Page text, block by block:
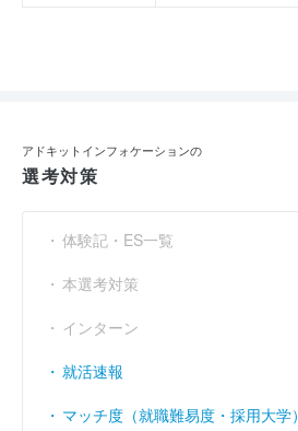
アドキットインフォケーションの
選考対策
体験記・ES一覧
本選考対策
インターン
就活速報
マッチ度（就職難易度・採用大学）